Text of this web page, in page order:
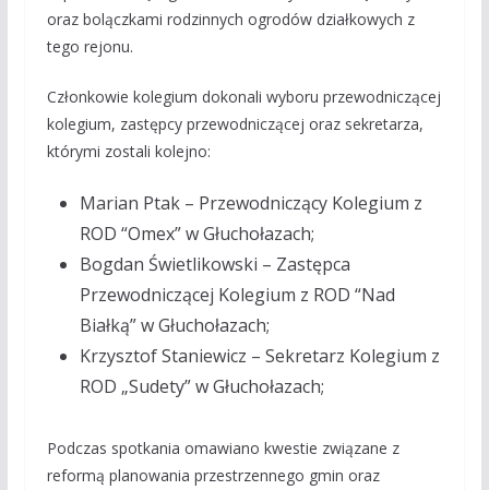
oraz bolączkami rodzinnych ogrodów działkowych z
tego rejonu.
Członkowie kolegium dokonali wyboru przewodniczącej
kolegium, zastępcy przewodniczącej oraz sekretarza,
którymi zostali kolejno:
Marian Ptak – Przewodniczący Kolegium z
ROD “Omex” w Głuchołazach;
Bogdan Świetlikowski – Zastępca
Przewodniczącej Kolegium z ROD “Nad
Białką” w Głuchołazach;
Krzysztof Staniewicz – Sekretarz Kolegium z
ROD „Sudety” w Głuchołazach;
Podczas spotkania omawiano kwestie związane z
reformą planowania przestrzennego gmin oraz